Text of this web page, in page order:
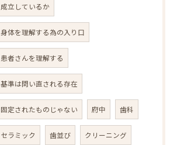
成立しているか
身体を理解する為の入り口
患者さんを理解する
基準は問い直される存在
固定されたものじゃない 府中 歯科
セラミック 歯並び クリーニング